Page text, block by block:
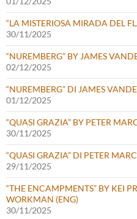
“LA MISTERIOSA MIRADA DEL
30/11/2025
“NUREMBERG” BY JAMES
02/12/2025
“NUREMBERG” DI JAMES
01/12/2025
“QUASI GRAZIA” BY PETER
30/11/2025
“QUASI GRAZIA” DI PETER
29/11/2025
“THE ENCAMPMENTS” BY KEI
WORKMAN (ENG)
30/11/2025